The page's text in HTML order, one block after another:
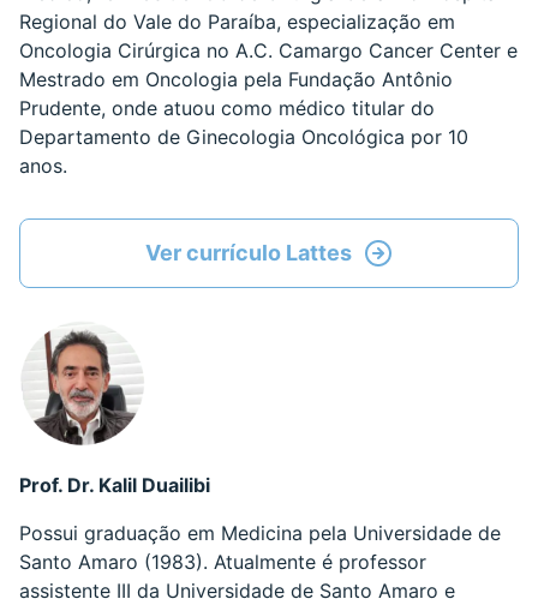
Regional do Vale do Paraíba, especialização em
Oncologia Cirúrgica no A.C. Camargo Cancer Center e
Mestrado em Oncologia pela Fundação Antônio
Prudente, onde atuou como médico titular do
Departamento de Ginecologia Oncológica por 10
anos.
Ver currículo Lattes
Prof. Dr. Kalil Duailibi
Possui graduação em Medicina pela Universidade de
Santo Amaro (1983). Atualmente é professor
assistente III da Universidade de Santo Amaro e